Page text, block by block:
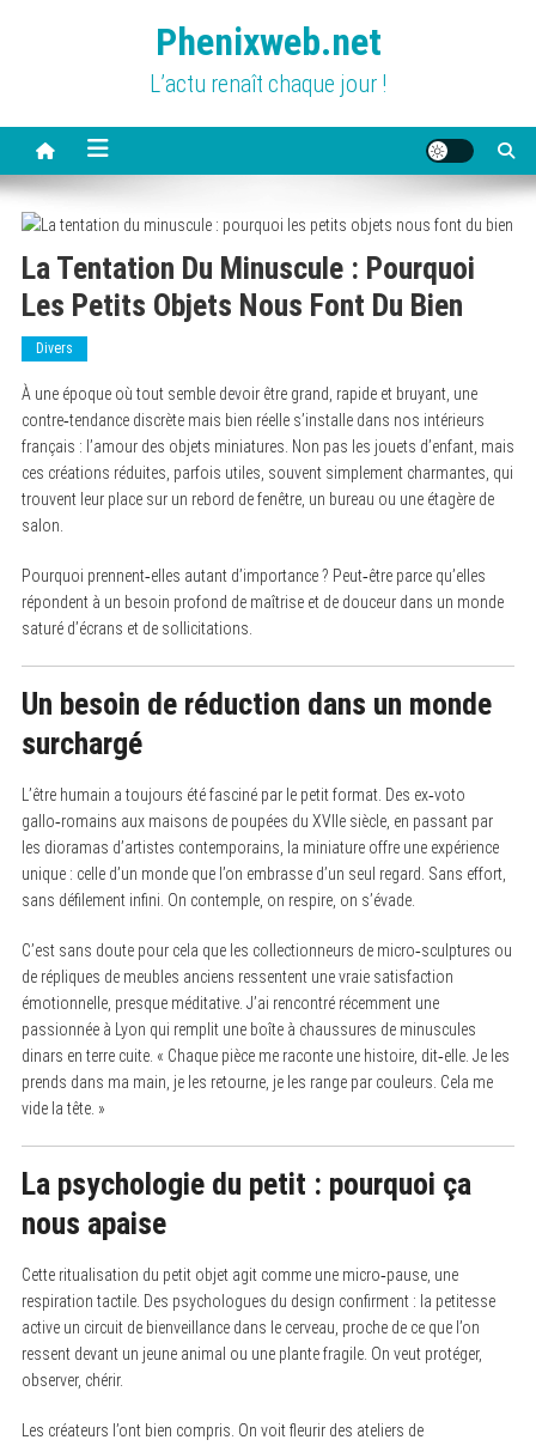
Phenixweb.net
L’actu renaît chaque jour !
La Tentation Du Minuscule : Pourquoi
Les Petits Objets Nous Font Du Bien
Divers
À une époque où tout semble devoir être grand, rapide et bruyant, une
contre‑tendance discrète mais bien réelle s’installe dans nos intérieurs
français : l’amour des objets miniatures. Non pas les jouets d’enfant, mais
ces créations réduites, parfois utiles, souvent simplement charmantes, qui
trouvent leur place sur un rebord de fenêtre, un bureau ou une étagère de
salon.
Pourquoi prennent‑elles autant d’importance ? Peut‑être parce qu’elles
répondent à un besoin profond de maîtrise et de douceur dans un monde
saturé d’écrans et de sollicitations.
Un besoin de réduction dans un monde
surchargé
L’être humain a toujours été fasciné par le petit format. Des ex‑voto
gallo‑romains aux maisons de poupées du XVIIe siècle, en passant par
les dioramas d’artistes contemporains, la miniature offre une expérience
unique : celle d’un monde que l’on embrasse d’un seul regard. Sans effort,
sans défilement infini. On contemple, on respire, on s’évade.
C’est sans doute pour cela que les collectionneurs de micro‑sculptures ou
de répliques de meubles anciens ressentent une vraie satisfaction
émotionnelle, presque méditative. J’ai rencontré récemment une
passionnée à Lyon qui remplit une boîte à chaussures de minuscules
dinars en terre cuite. « Chaque pièce me raconte une histoire, dit‑elle. Je les
prends dans ma main, je les retourne, je les range par couleurs. Cela me
vide la tête. »
La psychologie du petit : pourquoi ça
nous apaise
Cette ritualisation du petit objet agit comme une micro‑pause, une
respiration tactile. Des psychologues du design confirment : la petitesse
active un circuit de bienveillance dans le cerveau, proche de ce que l’on
ressent devant un jeune animal ou une plante fragile. On veut protéger,
observer, chérir.
Les créateurs l’ont bien compris. On voit fleurir des ateliers de